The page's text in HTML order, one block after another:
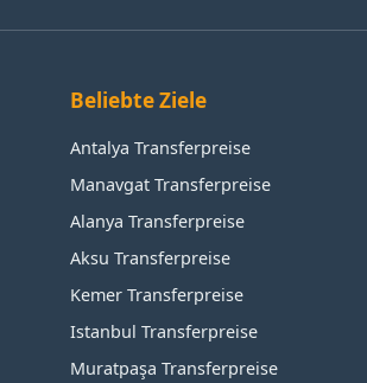
Beliebte Ziele
Antalya Transferpreise
Manavgat Transferpreise
Alanya Transferpreise
Aksu Transferpreise
Kemer Transferpreise
Istanbul Transferpreise
Muratpaşa Transferpreise